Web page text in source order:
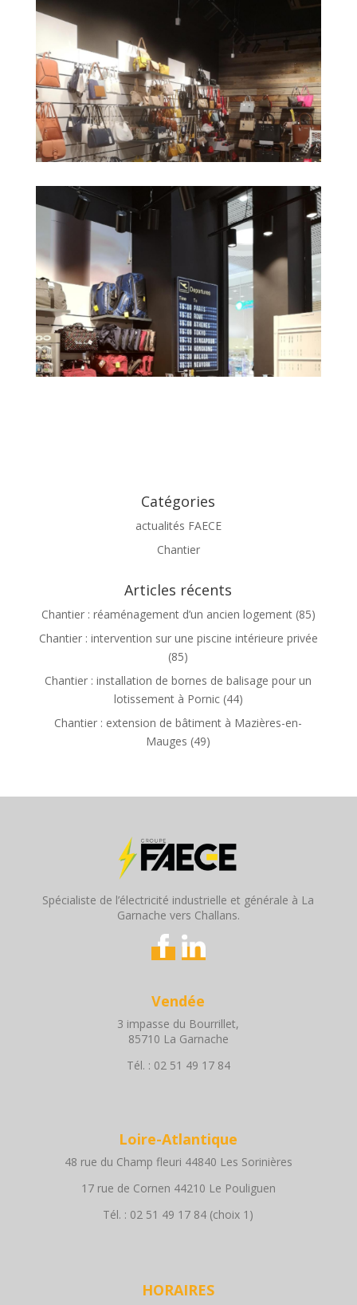
Catégories
actualités FAECE
Chantier
Articles récents
Chantier : réaménagement d’un ancien logement (85)
Chantier : intervention sur une piscine intérieure privée
(85)
Chantier : installation de bornes de balisage pour un
lotissement à Pornic (44)
Chantier : extension de bâtiment à Mazières-en-
Mauges (49)
Spécialiste de l’électricité industrielle et générale à La
Garnache vers Challans.
Vendée
3 impasse du Bourrillet,
85710 La Garnache
Tél. : 02 51 49 17 84
Loire-Atlantique
48 rue du Champ fleuri 44840 Les Sorinières
17 rue de Cornen 44210 Le Pouliguen
Tél. : 02 51 49 17 84 (choix 1)
HORAIRES